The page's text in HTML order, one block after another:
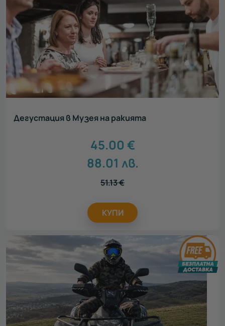
Дегустация в Музея на ракията
45.00 €
88.01 лв.
51.13€
КУПИ